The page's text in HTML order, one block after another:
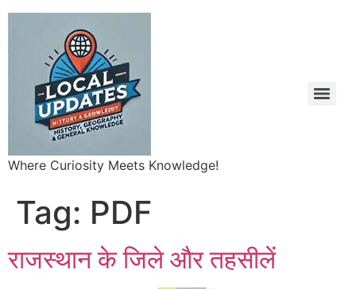
Where Curiosity Meets Knowledge!
Tag: PDF
राजस्थान के जिले और तहसीलें